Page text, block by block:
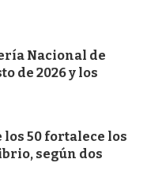
Nacional de
de 2026 y los
los 50 fortalece los
según dos